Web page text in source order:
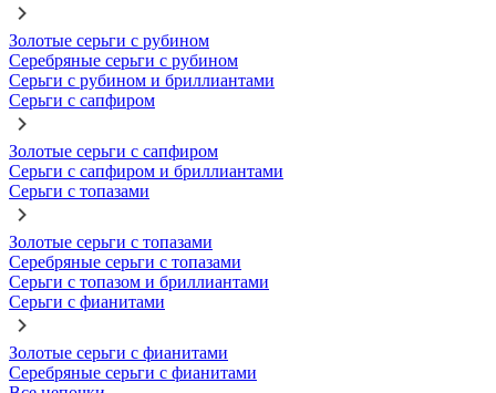
Золотые серьги с рубином
Серебряные серьги с рубином
Серьги с рубином и бриллиантами
Серьги с сапфиром
Золотые серьги с сапфиром
Серьги с сапфиром и бриллиантами
Серьги с топазами
Золотые серьги с топазами
Серебряные серьги с топазами
Серьги с топазом и бриллиантами
Серьги с фианитами
Золотые серьги с фианитами
Серебряные серьги с фианитами